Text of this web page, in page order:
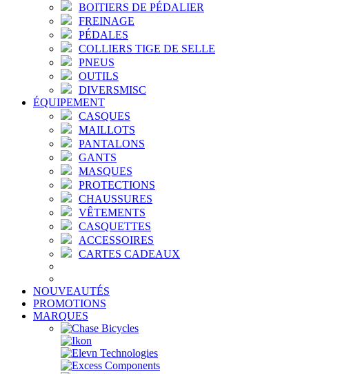
BOITIERS DE PÉDALIER
FREINAGE
PÉDALES
COLLIERS TIGE DE SELLE
PNEUS
OUTILS
DIVERSMISC
ÉQUIPEMENT
CASQUES
MAILLOTS
PANTALONS
GANTS
MASQUES
PROTECTIONS
CHAUSSURES
VÊTEMENTS
CASQUETTES
ACCESSOIRES
CARTES CADEAUX
NOUVEAUTÉS
PROMOTIONS
MARQUES